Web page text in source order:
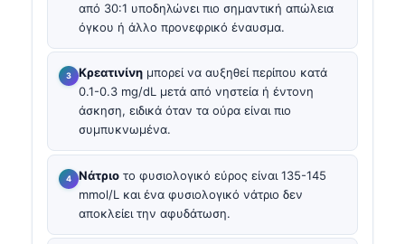
από 30:1 υποδηλώνει πιο σημαντική απώλεια
όγκου ή άλλο προνεφρικό έναυσμα.
Κρεατινίνη μπορεί να αυξηθεί περίπου κατά
0.1-0.3 mg/dL μετά από νηστεία ή έντονη
άσκηση, ειδικά όταν τα ούρα είναι πιο
συμπυκνωμένα.
Νάτριο το φυσιολογικό εύρος είναι 135-145
mmol/L και ένα φυσιολογικό νάτριο δεν
αποκλείει την αφυδάτωση.